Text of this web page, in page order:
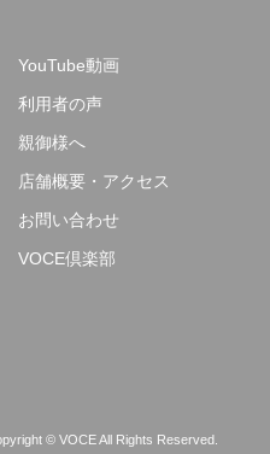
YouTube動画
利用者の声
親御様へ
店舗概要・アクセス
お問い合わせ
VOCE倶楽部
© VOCE All Rights Reserved.